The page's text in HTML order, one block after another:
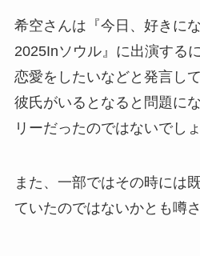
希空さんは『今日、好きに
2025Inソウル』に出演する
恋愛をしたいなどと発言し
彼氏がいるとなると問題に
リーだったのではないでしょ
また、一部ではその時には
ていたのではないかとも噂